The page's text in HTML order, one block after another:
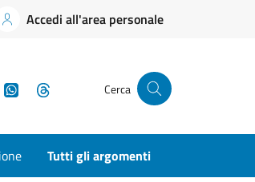
Accedi all'area personale
WhatsApp Cerca
Tutti gli argomenti